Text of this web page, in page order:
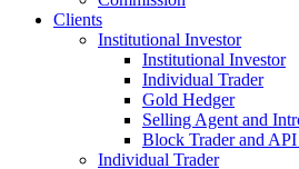
Clients
Institutional Investor
Institutional Investor
Individual Trader
Gold Hedger
Selling Agent and
Block Trader and API
Individual Trader